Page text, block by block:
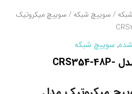
/ سوییچ شبکه / سوییچ میکروتیک
, سوییچ شبکه
سوییچ میکروتیک مدل CRS354-48P-